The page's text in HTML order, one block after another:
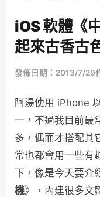
iOS 軟體《
起來古香古
發佈日期：2013/7/29
阿湯使用 iPhone
一，不過我目前最
多，偶而才搭配其
常也都會用一些有
下，像是今天要介
機》，內建很多文